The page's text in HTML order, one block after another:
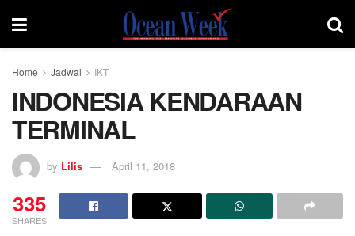
Home Jadwal IKT
INDONESIA KENDARAAN
TERMINAL
by Lilis April 11, 2018
335
SHARES